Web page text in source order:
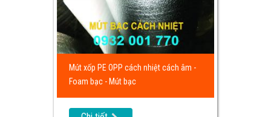
Mút xốp PE OPP cách nhiệt cách âm -
Foam bạc - Mút bạc